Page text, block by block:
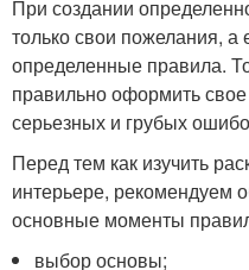
При создании
только свои пожелания,
определенные правила.
правильно оформить
серьезных и грубых
Перед тем как изучить
интерьере, рекомендуем
основные моменты
выбор основы;